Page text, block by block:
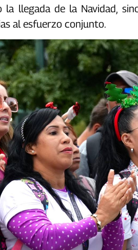
la llegada de la Navidad,
al esfuerzo conjunto.